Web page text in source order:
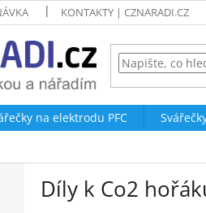
KONTAKTY | CZNARADI.CZ
na elektrodu PFC
Díly k Co2